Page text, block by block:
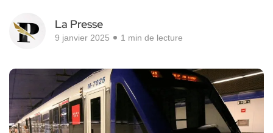
La Presse
9 janvier 2025 1 min de lecture